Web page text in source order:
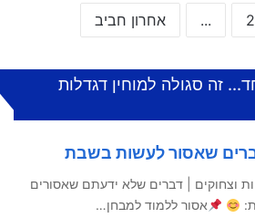
... אחרון חביב
זה סגולה למוחין דגדלות
שאסור לעשות בשבת
וצחוקים | דברים שלא ידעתם שאסורים
אסור ללמוד למבחן…